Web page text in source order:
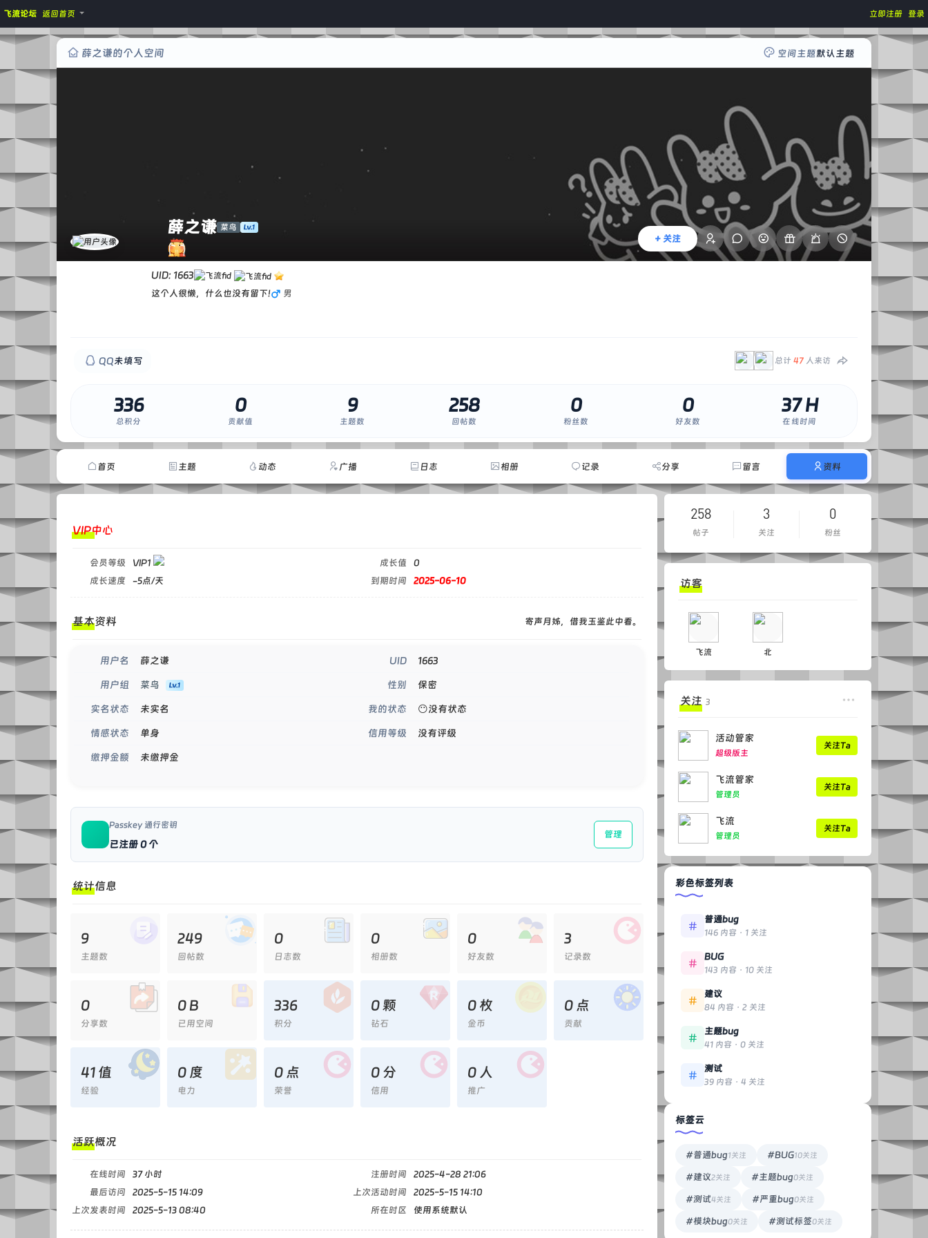
立即注册 登录
飞流论坛 返回首页
薛之谦的个人空间 空间主题默认主题
薛之谦 菜鸟
+ 关注
UID: 1663
这个人很懒，什么也没有留下! 男
QQ未填写 总计 47 人来访
336
总积分
0
贡献值
9
主题数
258
回帖数
0
粉丝数
0
好友数
37 H
在线时间
首页 主题 动态 广播 日志 相册 记录 分享 留言 资料
VIP中心
会员等级 VIP1 成长值
0
成长速度
-5点/天 到期时间 2025-06-10
基本资料 寄声月姊，借我玉鉴此中看。
用户名 薛之谦 UID 1663
用户组 菜鸟 性别 保密
实名状态 未实名 我的状态 😶没有状态
情感状态 单身 信用等级 没有评级
缴押金额 未缴押金
Passkey 通行密钥
已注册 0 个
管理
统计信息
9
主题数
249
回帖数
0
日志数
0
相册数
0
好友数
3
记录数
0
分享数
0 B
已用空间
336
积分
0 颗
钻石
0 枚
金币
0 点
贡献
41 值
经验
0 度
电力
0 点
荣誉
0 分
信用
0 人
推广
活跃概况
在线时间 37 小时 注册时间
2025-4-28 21:06
最后访问
2025-5-15 14:09 上次活动时间
2025-5-15 14:10
上次发表时间
2025-5-13 08:40 所在时区 使用系统默认
258
帖子
3
关注
0
粉丝
访客
飞流 北
关注 3
关注Ta
活动管家
超级版主
关注Ta
飞流管家
管理员
关注Ta
飞流
管理员
彩色标签列表
普通bug
146 内容 · 1 关注
BUG
143 内容 · 10 关注
建议
84 内容 · 2 关注
主题bug
41 内容 · 0 关注
测试
39 内容 · 4 关注
标签云
#普通bug1关注 #BUG10关注
#建议2关注 #主题bug0关注
#测试4关注 #严重bug0关注
#模块bug0关注 #测试标签0关注